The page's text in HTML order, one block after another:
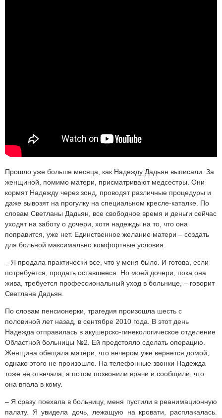
Прошло уже больше месяца, как Надежду Дадьян выписали. За
женщиной, помимо матери, присматривают медсестры. Они
кормят Надежду через зонд, проводят различные процедуры и
даже вывозят на прогулку на специальном кресле-каталке. По
словам Светланы Дадьян, все свободное время и деньги сейчас
уходят на заботу о дочери, хотя надежды на то, что она
поправится, уже нет. Единственное желание матери – создать
для больной максимально комфортные условия.
– Я продала практически все, что у меня было. И готова, если
потребуется, продать оставшееся. Но моей дочери, пока она
жива, требуется профессиональный уход в больнице, – говорит
Светлана Дадьян.
По словам пенсионерки, трагедия произошла шесть с
половиной лет назад, в сентябре 2010 года. В этот день
Надежда отправилась в акушерско-гинекологическое отделение
Областной больницы №2. Ей предстояло сделать операцию.
Женщина обещала матери, что вечером уже вернется домой,
однако этого не произошло. На телефонные звонки Надежда
тоже не отвечала, а потом позвонили врачи и сообщили, что
она впала в кому.
– Я сразу поехала в больницу, меня пустили в реанимационную
палату. Я увидела дочь, лежащую на кровати, расплакалась.